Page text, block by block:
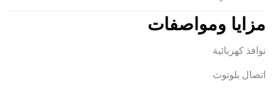
مزايا ومواصفات
نوافذ كهربائية
اتصال بلوتوث